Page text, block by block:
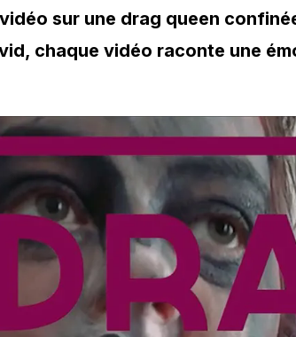
sur une drag queen
chaque vidéo raconte une